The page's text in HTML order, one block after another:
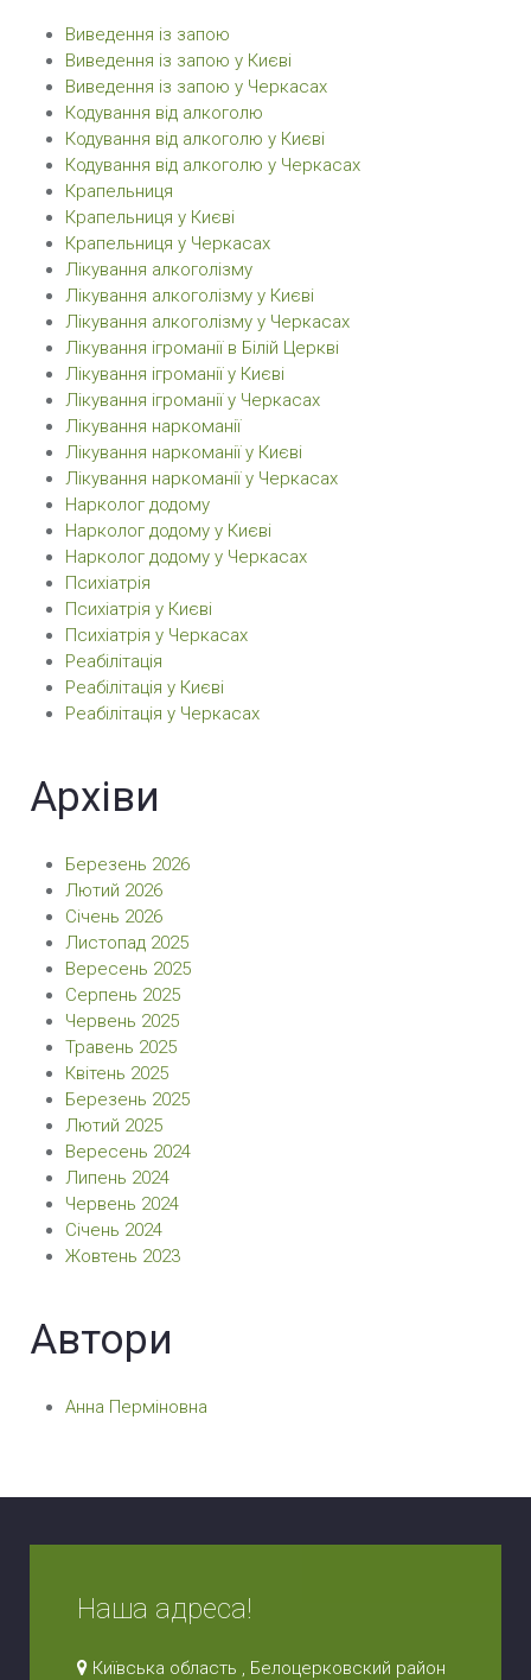
Виведення із запою
Виведення із запою у Києві
Виведення із запою у Черкасах
Кодування від алкоголю
Кодування від алкоголю у Києві
Кодування від алкоголю у Черкасах
Крапельниця
Крапельниця у Києві
Крапельниця у Черкасах
Лікування алкоголізму
Лікування алкоголізму у Києві
Лікування алкоголізму у Черкасах
Лікування ігроманії в Білій Церкві
Лікування ігроманії у Києві
Лікування ігроманії у Черкасах
Лікування наркоманії
Лікування наркоманії у Києві
Лікування наркоманії у Черкасах
Нарколог додому
Нарколог додому у Києві
Нарколог додому у Черкасах
Психіатрія
Психіатрія у Києві
Психіатрія у Черкасах
Реабілітація
Реабілітація у Києві
Реабілітація у Черкасах
Архіви
Березень 2026
Лютий 2026
Січень 2026
Листопад 2025
Вересень 2025
Серпень 2025
Червень 2025
Травень 2025
Квітень 2025
Березень 2025
Лютий 2025
Вересень 2024
Липень 2024
Червень 2024
Січень 2024
Жовтень 2023
Автори
Анна Перміновна
Наша адреса!
Київська область , Белоцерковский район